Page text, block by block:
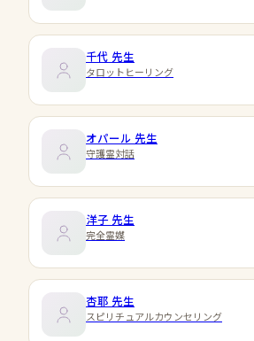
千代 先生
タロットヒーリング
オパール 先生
守護霊対話
洋子 先生
完全霊媒
杏耶 先生
スピリチュアルカウンセリング